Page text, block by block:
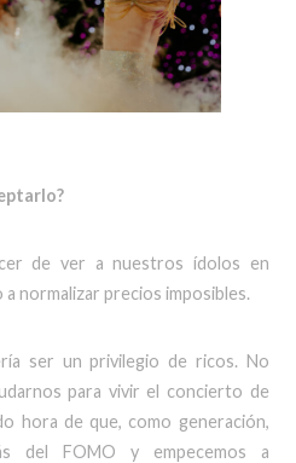
de ver a nuestros ídolos en
normalizar precios imposibles.
ser un privilegio de ricos. No
para vivir el concierto de
hora de que, como generación,
del FOMO y empecemos a